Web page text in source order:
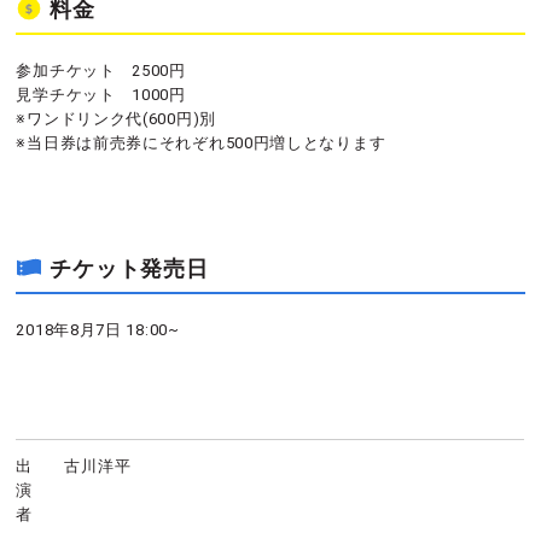
料金
参加チケット 2500円
見学チケット 1000円
※ワンドリンク代(600円)別
※当日券は前売券にそれぞれ500円増しとなります
チケット発売日
2018年8月7日 18:00~
出
演
者
古川洋平